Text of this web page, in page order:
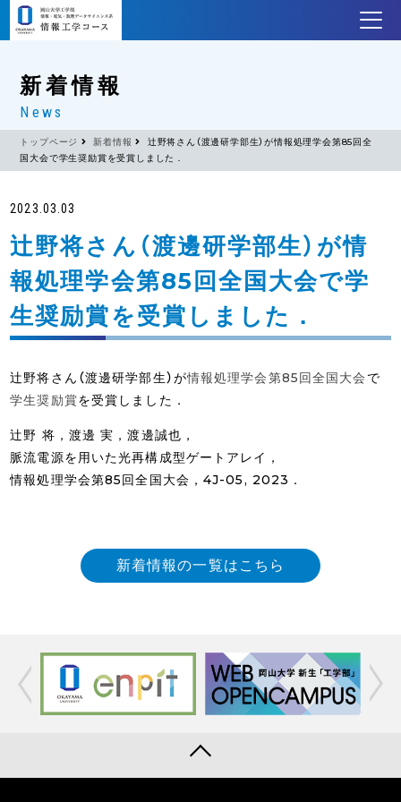
新着情報
News
トップページ 新着情報
辻野将さん（渡邊研学部生）が情報処理学会第85回全
国大会で学生奨励賞を受賞しました．
2023.03.03
辻野将さん（渡邊研学部生）が情
報処理学会第85回全国大会で学
生奨励賞を受賞しました．
辻野将さん（渡邊研学部生）が情報処理学会第85回全国大会 で
学生奨励賞を受賞しました．
辻野 将，渡邊 実，渡邊誠也，
脈流電源を用いた光再構成型ゲートアレイ，
情報処理学会第85回全国大会，4J-05, 2023．
新着情報の一覧はこちら